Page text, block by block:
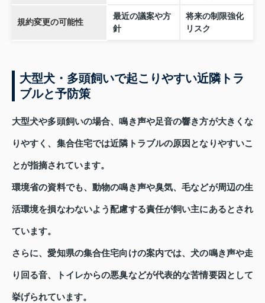
規約変更の可能性
最近の議案や方
針
将来の制限強化
リスク
大型犬・多頭飼いで起こりやすい近隣トラ
ブルと予防策
大型犬や多頭飼いの場合、鳴き声や足音の響き方が大きくな
りやすく、集合住宅では近隣トラブルの原因となりやすいこ
とが指摘されています。
環境省の資料でも、動物の鳴き声や臭気、毛などが周辺の生
活環境を損なわないよう配慮する責任が飼い主にあるとされ
ています。
さらに、愛知県の集合住宅向けの案内では、犬の鳴き声や走
り回る音、トイレからの悪臭などが代表的な苦情要因として
挙げられています。